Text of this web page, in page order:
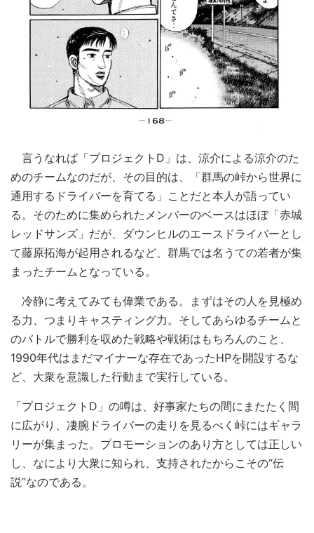
言うなれば「プロジェクトD」は、涼介による涼介のた
めのチームなのだが、その目的は、「群馬の峠から世界に
通用するドライバーを育てる」ことだと本人が語ってい
る。そのために集められたメンバーのベースはほぼ「赤城
レッドサンズ」だが、ダウンヒルのエースドライバーとし
て藤原拓海が起用されるなど、群馬では名うての若者が集
まったチームとなっている。
冷静に考えてみても偉業である。まずはその人を見極め
る力、つまりキャスティング力。そしてあらゆるチームと
のバトルで勝利を収めた戦略や戦術はもちろんのこと、
1990年代はまだマイナーな存在であったHPを開設するな
ど、大衆を意識した行動まで実行している。
「プロジェクトD」の噂は、好事家たちの間にまたたく間
に広がり、凄腕ドライバーの走りを見るべく峠にはギャラ
リーが集まった。プロモーションのあり方としては正しい
し、なにより大衆に知られ、支持されたからこその“伝
説”なのである。